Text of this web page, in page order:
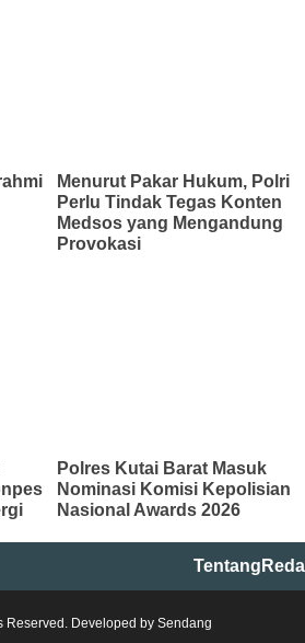
Menurut Pakar Hukum, Polri
Perlu Tindak Tegas Konten
Medsos yang Mengandung
Provokasi
Polres Kutai Barat Masuk
Nominasi Komisi Kepolisian
Nasional Awards 2026
Tentang
Reserved. Developed by Sendang